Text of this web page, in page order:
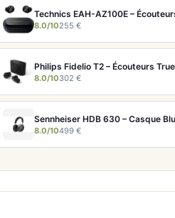
8.0/10255 €
8.0/10302 €
Sennheiser HDB 630 – Casque
8.0/10499 €